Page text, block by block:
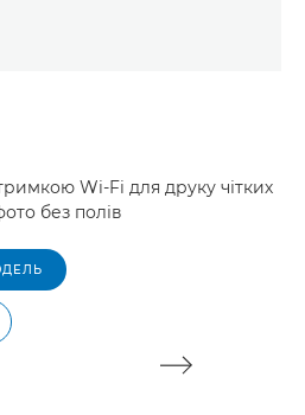
Wi-Fi для друку чітких
без полів